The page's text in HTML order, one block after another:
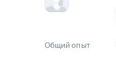
Общий опыт